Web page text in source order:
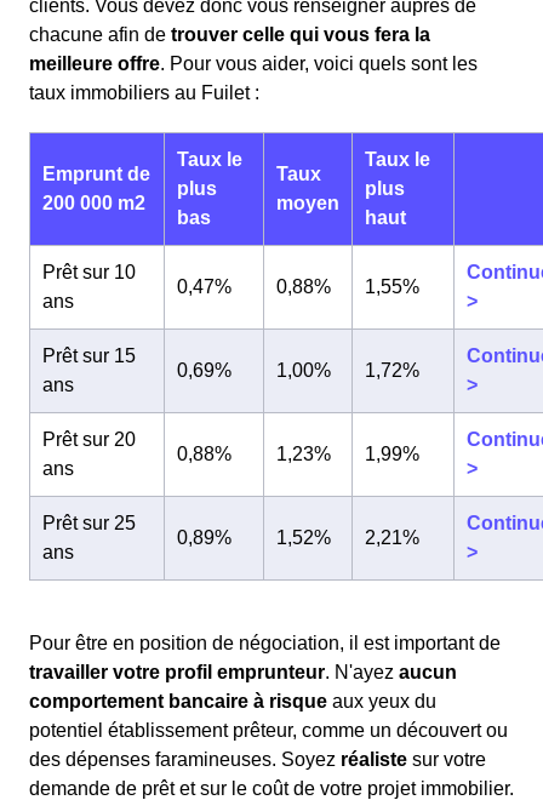
clients. Vous devez donc vous renseigner auprès de
chacune afin de trouver celle qui vous fera la
meilleure offre. Pour vous aider, voici quels sont les
taux immobiliers au Fuilet :
Emprunt de
200 000 m2
Taux le
plus
bas
Taux
moyen
Taux le
plus
haut
Prêt sur 10
ans
0,47% 0,88% 1,55%
>
Prêt sur 15
ans
0,69% 1,00% 1,72%
>
Prêt sur 20
ans
0,88% 1,23% 1,99%
>
Prêt sur 25
ans
0,89% 1,52% 2,21%
>
Pour être en position de négociation, il est important de
travailler votre profil emprunteur. N'ayez aucun
comportement bancaire à risque aux yeux du
potentiel établissement prêteur, comme un découvert ou
des dépenses faramineuses. Soyez réaliste sur votre
demande de prêt et sur le coût de votre projet immobilier.